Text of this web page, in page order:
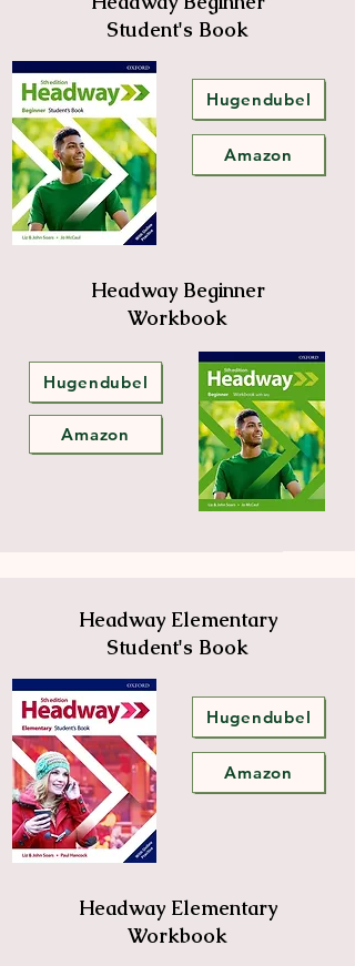
Student's Book
Hugendubel
Amazon
Headway Beginner
Workbook
Hugendubel
Amazon
Headway Elementary
Student's Book
Hugendubel
Amazon
Headway Elementary
Workbook